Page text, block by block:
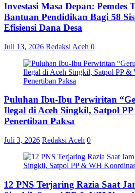
Investasi Masa Depan: Pemdes
Bantuan Pendidikan Bagi 58
Efisiensi Dana Desa
Juli 13, 2026 Redaksi Aceh 0
Puluhan Ibu-Ibu Perwiritan
Ilegal di Aceh Singkil, Satpol
Penertiban Paksa
Juli 3, 2026 Redaksi Aceh 0
12 PNS Terjaring Razia Saat